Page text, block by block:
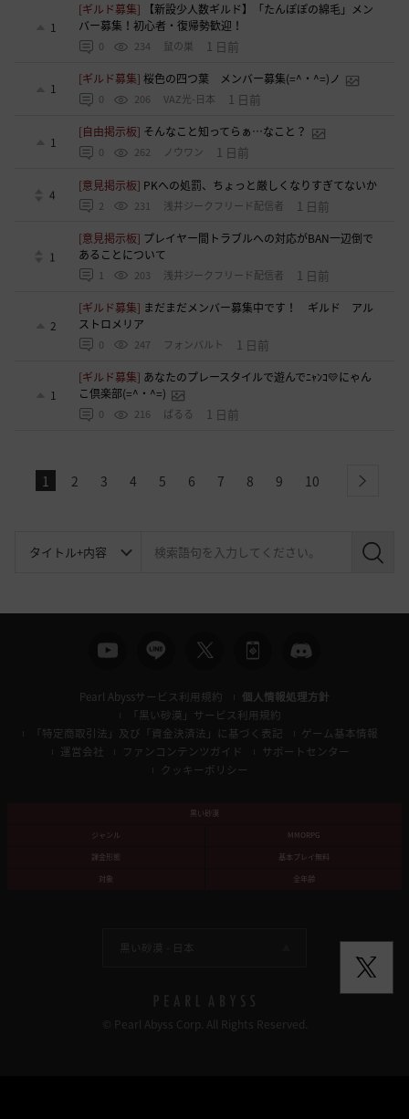
1
[ギルド募集]
【新設少人数ギルド】「たんぽぽの綿毛」メン
バー募集！初心者・復帰勢歓迎！
0 234 鼠の巣 1 日前
1
[ギルド募集]桜色の四つ葉 メンバー募集(=^・^=)ノ
0 206 VAZ光-日本 1 日前
1
[自由掲示板] そんなこと知ってらぁ…なこと？
0 262 ノウワン 1 日前
4
[意見掲示板] PKへの処罰、ちょっと厳しくなりすぎてないか
2 231 浅井ジークフリード配信者 1 日前
1
[意見掲示板] プレイヤー間トラブルへの対応がBAN一辺倒で
あることについて
1 203 浅井ジークフリード配信者 1 日前
2
[ギルド募集] まだまだメンバー募集中です！ ギルド アル
ストロメリア
0 247 フォンバルト 1 日前
1
[ギルド募集] あなたのプレースタイルで遊んでﾆｬﾝｺ💛にゃん
こ倶楽部(=^・^=)
0 216 ぱるる 1 日前
1 2 3 4 5 6 7 8 9 10 next
検
Pearl Abyssサービス利用規約
個人情報処理方針
「黒い砂漠」サービス利用規約
「特定商取引法」及び「資金決済法」に基づく表記
ゲーム基本情報
運営会社
ファンコンテンツガイド
サポートセンター
クッキーポリシー
黒い砂漠
ジャンル
MMORPG
課金形態
基本プレイ無料
対象
全年齢
黒い砂漠 - 日本
© Pearl Abyss Corp. All Rights Reserved.